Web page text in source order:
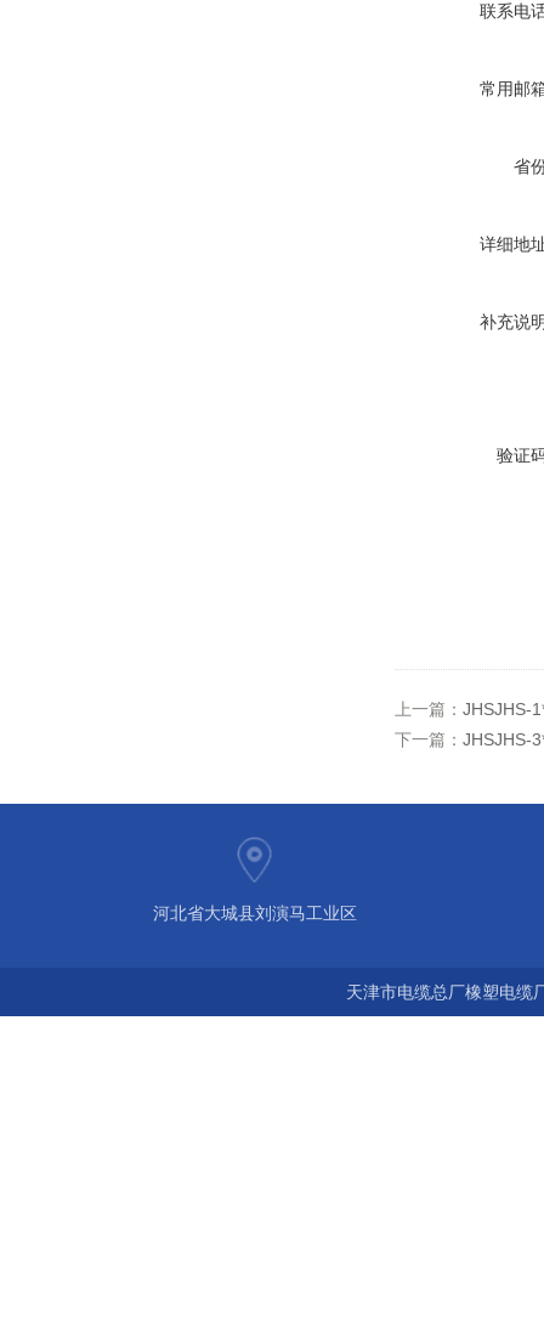
联系电
常用邮
省
详细地
补充说
验证
上一篇： JHSJHS-
下一篇： JHSJHS-
河北省大城县刘演马工业区
天津市电缆总厂橡塑电